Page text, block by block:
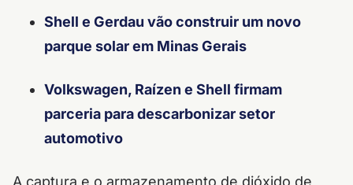
Shell e Gerdau vão construir um novo
parque solar em Minas Gerais
Volkswagen, Raízen e Shell firmam
parceria para descarbonizar setor
automotivo
A captura e o armazenamento de dióxido de